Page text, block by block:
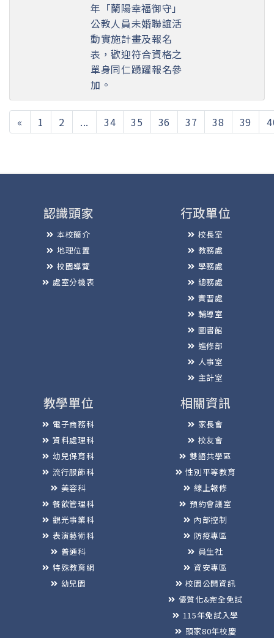
年「蘭陽幸福御守」
公教人員未婚聯誼活
動實施計畫及報名
表，歡迎符合資格之
單身同仁踴躍報名參
加。
« 1 2 ... 34 35 36 37 38 39
認識頭家
本校簡介
地理位置
校園導覽
處室分機表
行政單位
校長室
教務處
學務處
總務處
實習處
輔導室
圖書館
進修部
人事室
主計室
教學單位
電子商務科
資料處理科
幼兒保育科
流行服飾科
美容科
餐飲管理科
觀光事業科
表演藝術科
普通科
特殊教育網
幼兒園
相關資訊
家長會
校友會
雙語共學區
性別平等教育
線上報修
預約會議室
內部控制
防疫專區
員生社
資安專區
校園公開資訊
優質化&完全免試
115年免試入學
頭家80年校慶